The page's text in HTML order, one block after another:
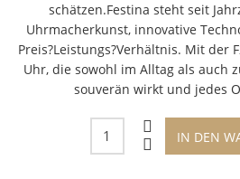
schätzen.Festina steht seit
Uhrmacherkunst, innovative
Preis?Leistungs?Verhältnis. Mit der
Uhr, die sowohl im Alltag als auch
souverän wirkt und jedes
IN DEN